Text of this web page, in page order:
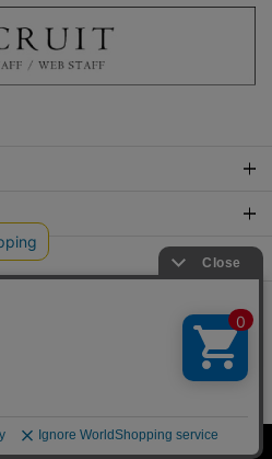
co.,ltd .All rights reserved